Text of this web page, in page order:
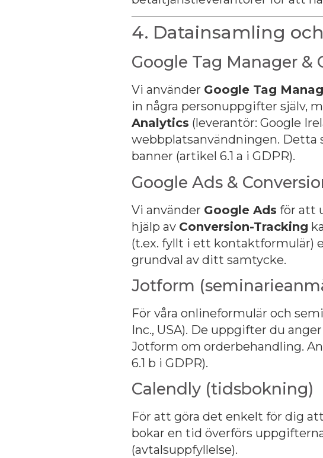
4. Datainsamling
Google Tag Manager &
Vi använder Google Tag
in några personuppgifter själv,
Analytics (leverantör: Google
webbplatsanvändningen. Detta
banner (artikel 6.1 a i GDPR).
Google Ads &
Vi använder Google Ads för att
hjälp av Conversion-Tracking
(t.ex. fyllt i ett kontaktformulär)
grundval av ditt samtycke.
Jotform
För våra onlineformulär och
Inc., USA). De uppgifter du
Jotform om orderbehandling.
6.1 b i GDPR).
Calendly (tidsbokning)
För att göra det enkelt för dig
bokar en tid överförs
(avtalsuppfyllelse).